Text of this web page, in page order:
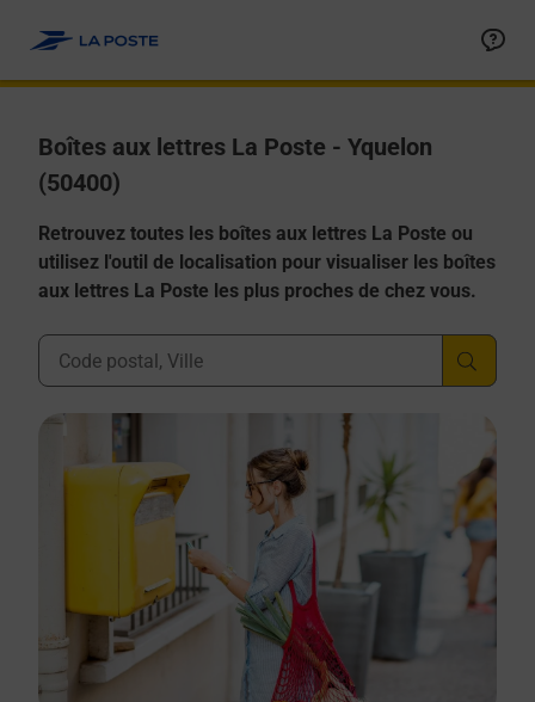
Boîtes aux lettres La Poste - Yquelon
(50400)
Retrouvez toutes les boîtes aux lettres La Poste ou
utilisez l'outil de localisation pour visualiser les boîtes
aux lettres La Poste les plus proches de chez vous.
Ville, Département, Code Postal